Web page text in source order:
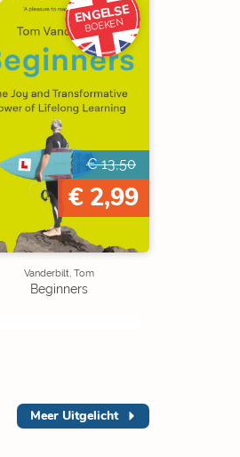
ENGELSE
BOEKEN
€ 13,50
€ 2,99
Vanderbilt, Tom
Beginners
Meer Uitgelicht